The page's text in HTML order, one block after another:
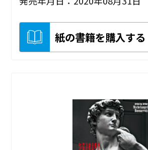
紙の書籍を購入する